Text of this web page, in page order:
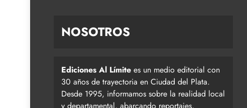
NOSOTROS
Ediciones Al Límite es un medio editorial con
30 años de trayectoria en Ciudad del Plata.
Desde 1995, informamos sobre la realidad local
y departamental, abarcando reportajes,